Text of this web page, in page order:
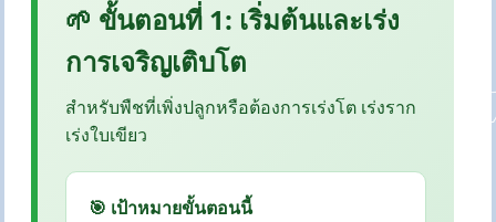
🌱 ขั้นตอนที่ 1: เริ่มต้นและเร่ง
การเจริญเติบโต
สำหรับพืชที่เพิ่งปลูกหรือต้องการเร่งโต เร่งราก
เร่งใบเขียว
🎯 เป้าหมายขั้นตอนนี้